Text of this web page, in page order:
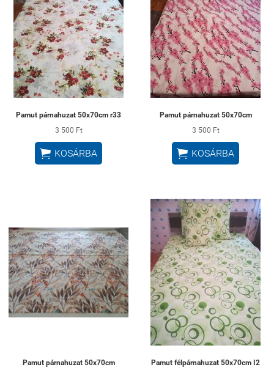
Pamut párnahuzat 50x70cm r33
3 500 Ft
 KOSÁRBA
Pamut párnahuzat 50x70cm
3 500 Ft
 KOSÁRBA
Pamut párnahuzat 50x70cm
Pamut félpárnahuzat 50x70cm I2